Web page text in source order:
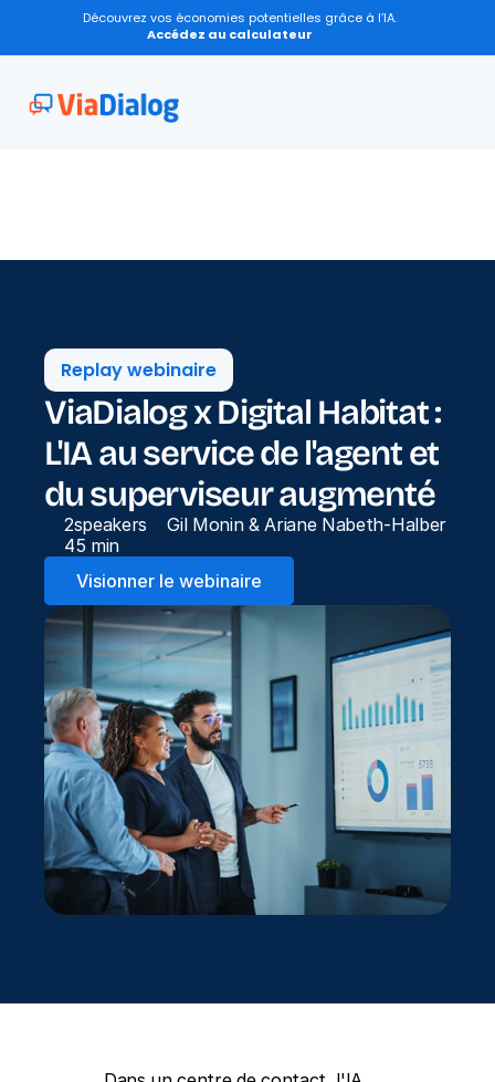
Découvrez vos économies potentielles grâce à l’IA.
Accédez au calculateur
Replay webinaire
ViaDialog x Digital Habitat :
L'IA au service de l'agent et
du superviseur augmenté
2speakers
Gil Monin & Ariane Nabeth-Halber
45 min
Visionner le webinaire